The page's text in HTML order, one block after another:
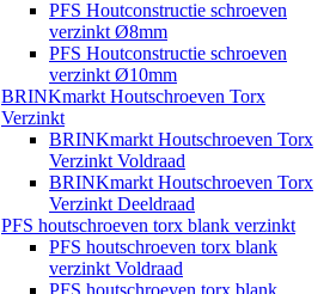
PFS Houtconstructie schroeven
verzinkt Ø8mm
PFS Houtconstructie schroeven
verzinkt Ø10mm
BRINKmarkt Houtschroeven Torx
Verzinkt
BRINKmarkt Houtschroeven Torx
Verzinkt Voldraad
BRINKmarkt Houtschroeven Torx
Verzinkt Deeldraad
PFS houtschroeven torx blank verzinkt
PFS houtschroeven torx blank
verzinkt Voldraad
PFS houtschroeven torx blank